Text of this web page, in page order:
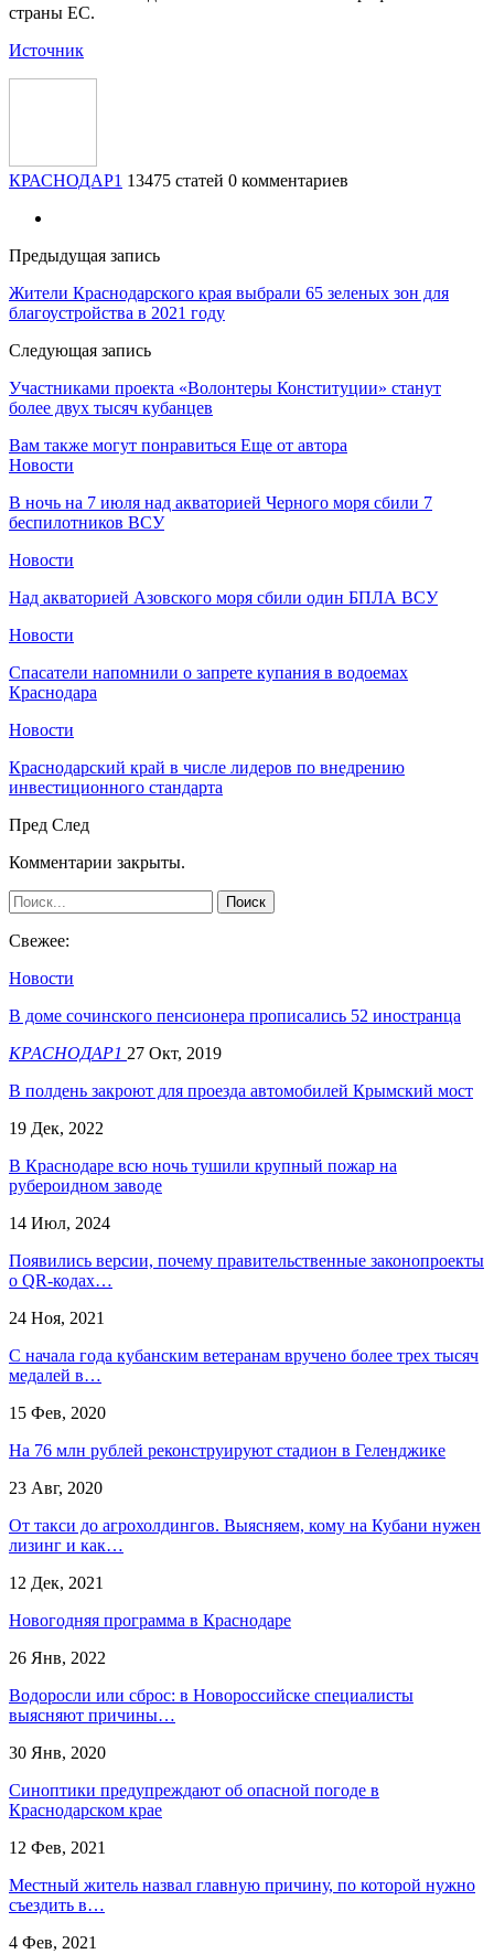
страны ЕС.
Источник
КРАСНОДАР1 13475 статей 0 комментариев
Предыдущая запись
Жители Краснодарского края выбрали 65 зеленых зон для
благоустройства в 2021 году
Следующая запись
Участниками проекта «Волонтеры Конституции» станут
более двух тысяч кубанцев
Вам также могут понравиться Еще от автора
Новости
В ночь на 7 июля над акваторией Черного моря сбили 7
беспилотников ВСУ
Новости
Над акваторией Азовского моря сбили один БПЛА ВСУ
Новости
Спасатели напомнили о запрете купания в водоемах
Краснодара
Новости
Краснодарский край в числе лидеров по внедрению
инвестиционного стандарта
Пред След
Комментарии закрыты.
Свежее:
Новости
В доме сочинского пенсионера прописались 52 иностранца
КРАСНОДАР1 27 Окт, 2019
​В полдень закроют для проезда автомобилей Крымский мост
19 Дек, 2022
В Краснодаре всю ночь тушили крупный пожар на
рубероидном заводе
14 Июл, 2024
Появились версии, почему правительственные законопроекты
о QR-кодах…
24 Ноя, 2021
С начала года кубанским ветеранам вручено более трех тысяч
медалей в…
15 Фев, 2020
На 76 млн рублей реконструируют стадион в Геленджике
23 Авг, 2020
От такси до агрохолдингов. Выясняем, кому на Кубани нужен
лизинг и как…
12 Дек, 2021
Новогодняя программа в Краснодаре
26 Янв, 2022
Водоросли или сброс: в Новороссийске специалисты
выясняют причины…
30 Янв, 2020
Синоптики предупреждают об опасной погоде в
Краснодарском крае
12 Фев, 2021
Местный житель назвал главную причину, по которой нужно
съездить в…
4 Фев, 2021